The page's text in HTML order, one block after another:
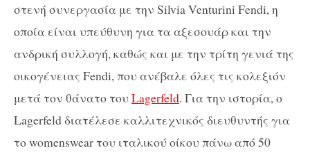
στενή συνεργασία με την Silvia Venturini Fendi, η
οποία είναι υπεύθυνη για τα αξεσουάρ και την
ανδρική συλλογή, καθώς και με την τρίτη γενιά της
οικογένειας Fendi, που ανέβαλε όλες τις κολεξιόν
μετά τον θάνατο του Lagerfeld. Για την ιστορία, ο
Lagerfeld διατέλεσε καλλιτεχνικός διευθυντής για
το womenswear του ιταλικού οίκου πάνω από 50